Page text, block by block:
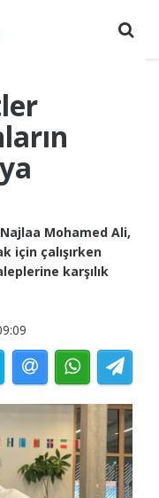
Mohamed Ali,
için çalışırken
karşılık